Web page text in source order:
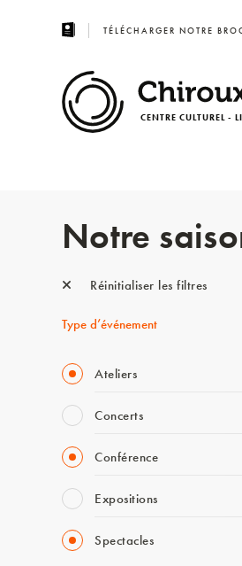
TÉLÉCHARGER NOTRE
CENTRE CULTUREL -
Notre
Réinitialiser les filtres
Type d’événement
Ateliers
Concerts
Conférence
Expositions
Spectacles